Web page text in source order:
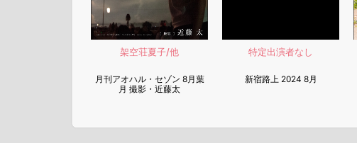
架空荘夏子/他
月刊アオハル・セゾン 8月葉
月 撮影・近藤太
特定出演者なし
新宿路上 2024 8月